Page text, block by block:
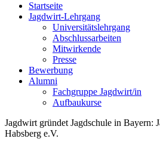
Startseite
Jagdwirt-Lehrgang
Universitätslehrgang
Abschlussarbeiten
Mitwirkende
Presse
Bewerbung
Alumni
Fachgruppe Jagdwirt/in
Aufbaukurse
Jagdwirt gründet Jagdschule in Bayern:
Habsberg e.V.